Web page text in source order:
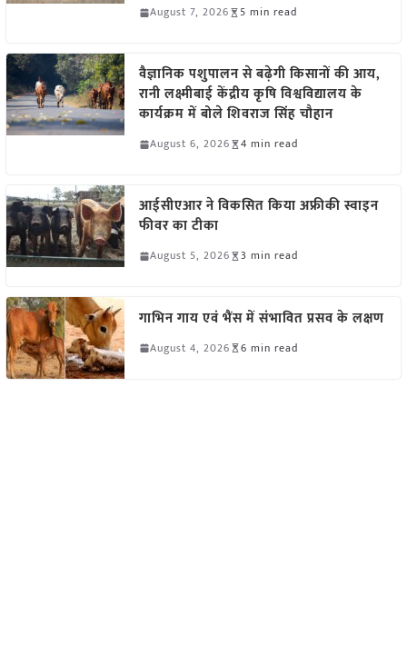
August 7, 2026 5 min read
वैज्ञानिक पशुपालन से बढ़ेगी किसानों की आय,
रानी लक्ष्मीबाई केंद्रीय कृषि विश्वविद्यालय के
कार्यक्रम में बोले शिवराज सिंह चौहान
August 6, 2026 4 min read
आईसीएआर ने विकसित किया अफ्रीकी स्वाइन
फीवर का टीका
August 5, 2026 3 min read
गाभिन गाय एवं भैंस में संभावित प्रसव के लक्षण
August 4, 2026 6 min read